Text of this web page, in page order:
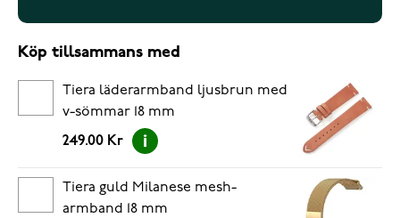
Köp tillsammans med
Tiera läderarmband ljusbrun med
v-sömmar 18 mm
249.00 Kr
Tiera guld Milanese mesh-
armband 18 mm